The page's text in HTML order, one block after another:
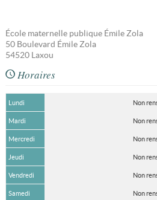
École maternelle publique Émile Zola
50 Boulevard Émile Zola
54520 Laxou
Horaires
Lundi Non
Mardi Non
Mercredi Non
Jeudi Non
Vendredi Non
Samedi Non